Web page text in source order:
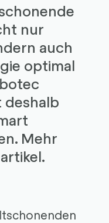
nur
auch
optimal
Mehr